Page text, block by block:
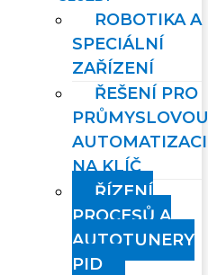
ROBOTIKA A
SPECIÁLNÍ
ZAŘÍZENÍ
ŘEŠENÍ PRO
PRŮMYSLOVOU
AUTOMATIZACI
NA KLÍČ
ŘÍZENÍ
PROCESŮ A
AUTOTUNERY
PID